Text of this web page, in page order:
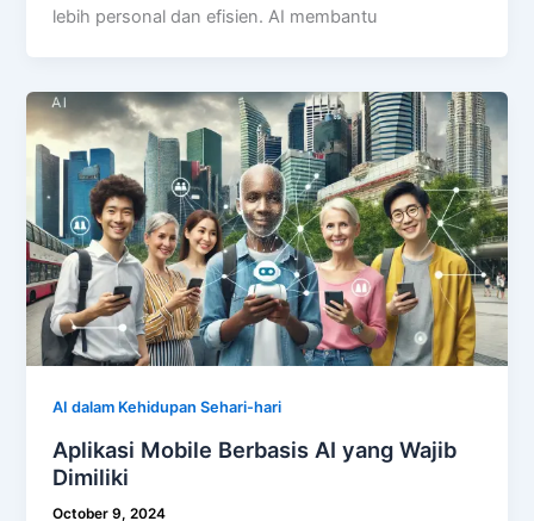
lebih personal dan efisien. AI membantu
AI dalam Kehidupan Sehari-hari
Aplikasi Mobile Berbasis AI yang Wajib
Dimiliki
October 9, 2024